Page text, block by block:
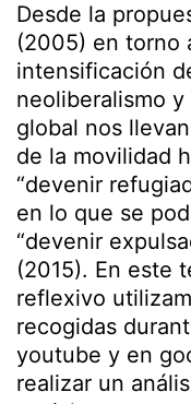
Desde la
(2005) en torno
intensificación
neoliberalismo
global nos
de la movilidad
“devenir
en lo que se
“devenir
(2015). En este
reflexivo
recogidas
youtube y en
realizar un